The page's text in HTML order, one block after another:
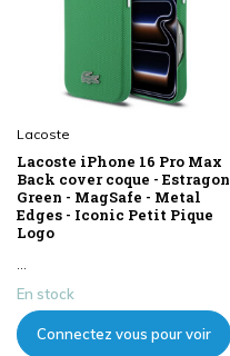
Lacoste
Lacoste iPhone 16 Pro Max
Back cover coque - Estragon
Green - MagSafe - Metal
Edges - Iconic Petit Pique
Logo
En stock
Connectez vous pour voir